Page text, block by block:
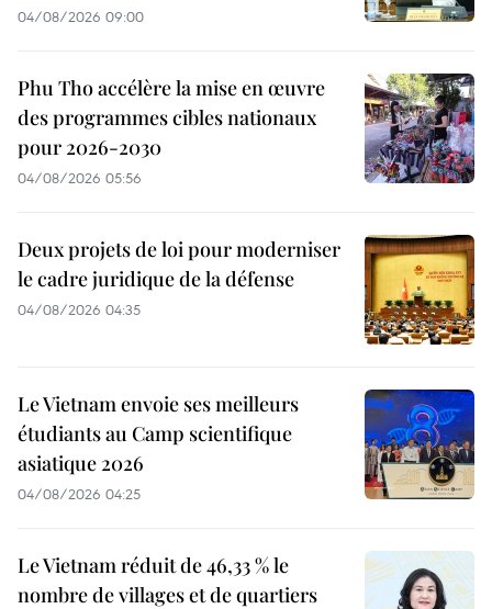
04/08/2026 09:00
Phu Tho accélère la mise en œuvre
des programmes cibles nationaux
pour 2026-2030
04/08/2026 05:56
Deux projets de loi pour moderniser
le cadre juridique de la défense
04/08/2026 04:35
Le Vietnam envoie ses meilleurs
étudiants au Camp scientifique
asiatique 2026
04/08/2026 04:25
Le Vietnam réduit de 46,33 % le
nombre de villages et de quartiers